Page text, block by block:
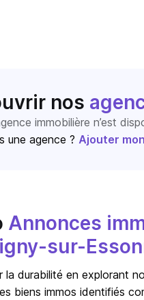
nos
immobilière n’est
une agence ? Ajouter
Annonces
sur-
la durabilité en explorant
biens immos identifiés